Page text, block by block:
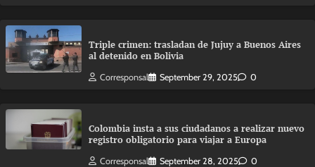
Triple crimen: trasladan de Jujuy a Buenos Aires
al detenido en Bolivia
Corresponsal September 29, 2025 0
Colombia insta a sus ciudadanos a realizar nuevo
registro obligatorio para viajar a Europa
Corresponsal September 28, 2025 0